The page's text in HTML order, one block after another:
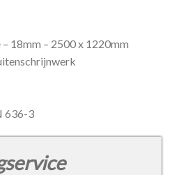
18mm – 2500 x 1220mm
636-3